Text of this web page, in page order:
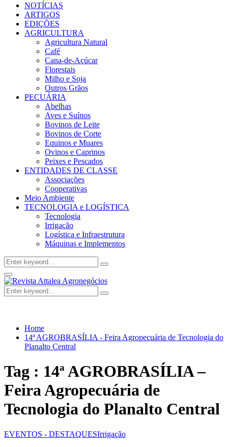
NOTÍCIAS
ARTIGOS
EDIÇÕES
AGRICULTURA
Agricultura Natural
Café
Cana-de-Açúcar
Florestais
Milho e Soja
Outros Grãos
PECUÁRIA
Abelhas
Aves e Suínos
Bovinos de Leite
Bovinos de Corte
Equinos e Muares
Ovinos e Caprinos
Peixes e Pescados
ENTIDADES DE CLASSE
Associações
Cooperativas
Meio Ambiente
TECNOLOGIA e LOGÍSTICA
Tecnologia
Irrigação
Logística e Infraestrutura
Máquinas e Implementos
Search
for:
Search
Facebook
Twitter
Instagram
Linkedin
Youtube
Email
Primary
Menu
Search
for:
Search
Home
14ª AGROBRASÍLIA - Feira Agropecuária de Tecnologia do
Planalto Central
Tag : 14ª AGROBRASÍLIA –
Feira Agropecuária de
Tecnologia do Planalto Central
EVENTOS - DESTAQUESIrrigação